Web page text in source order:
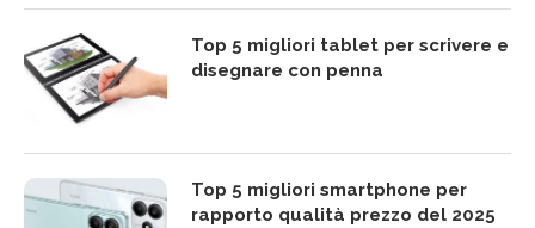
Top 5 migliori tablet per scrivere e
disegnare con penna
Top 5 migliori smartphone per
rapporto qualità prezzo del 2025